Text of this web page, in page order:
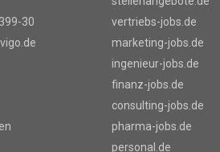
30
vertriebs-jobs.de
marketing-jobs.de
ingenieur-jobs.de
finanz-jobs.de
consulting-jobs.de
pharma-jobs.de
personal.de